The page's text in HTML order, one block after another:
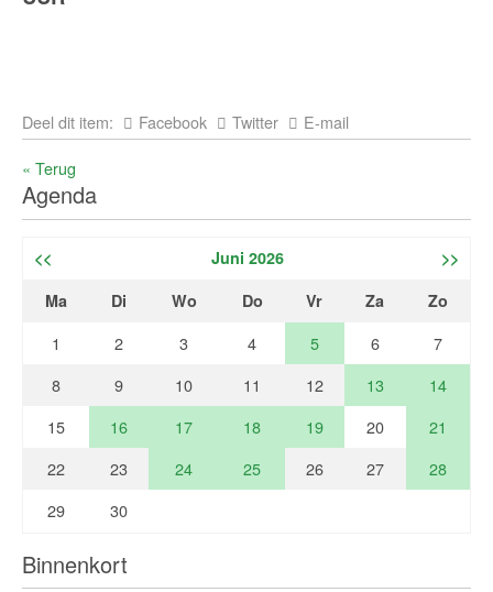
Deel dit item: Facebook Twitter
E-mail
« Terug
Agenda
<< Juni 2026
>>
Ma
Di Wo Do Vr Za Zo
1 2 3 4 5 6
7
8
9 10 11 12 13
14
15
16 17 18 19 20
21
22
23 24 25 26 27
28
29
30
Binnenkort